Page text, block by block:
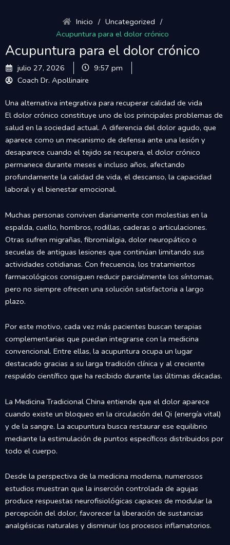
Inicio / Uncategorized /
Acupuntura para el dolor crónico
Acupuntura para el dolor crónico
julio 27, 2026
9:57 pm
Coach Dr. Apollinaire
Una alternativa integrativa para recuperar calidad de vida
El dolor crónico constituye uno de los principales problemas de
salud en la sociedad actual. A diferencia del dolor agudo, que
aparece como un mecanismo de defensa ante una lesión y
desaparece cuando el tejido se recupera, el dolor crónico
permanece durante meses e incluso años, afectando
profundamente la calidad de vida, el descanso, la capacidad
laboral y el bienestar emocional.
Muchas personas conviven diariamente con molestias en la
espalda, cuello, hombros, rodillas, caderas o articulaciones.
Otras sufren migrañas, fibromialgia, dolor neuropático o
secuelas de antiguas lesiones que continúan limitando sus
actividades cotidianas. Con frecuencia, los tratamientos
farmacológicos consiguen reducir parcialmente los síntomas,
pero no siempre ofrecen una solución satisfactoria a largo
plazo.
Por este motivo, cada vez más pacientes buscan terapias
complementarias que puedan integrarse con la medicina
convencional. Entre ellas, la acupuntura ocupa un lugar
destacado gracias a su larga tradición clínica y al creciente
respaldo científico que ha recibido durante las últimas décadas.
La Medicina Tradicional China entiende que el dolor aparece
cuando existe un bloqueo en la circulación del Qi (energía vital)
y de la sangre. La acupuntura busca restaurar ese equilibrio
mediante la estimulación de puntos específicos distribuidos por
todo el cuerpo.
Desde la perspectiva de la medicina moderna, numerosos
estudios muestran que la inserción controlada de agujas
produce respuestas neurofisiológicas capaces de modular la
percepción del dolor, favorecer la liberación de sustancias
analgésicas naturales y disminuir los procesos inflamatorios.